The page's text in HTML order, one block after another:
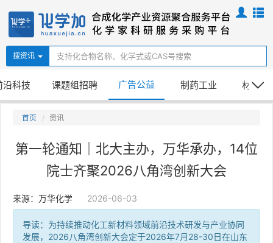
搜资讯
沿科技 课题组招聘 广告公益 制药工业 材料化
首页 资讯
第一轮通知｜北大主办，万华承办，14位
院士齐聚2026八角湾创新大会
来源：万华化学 2026-06-03
导读：为持续推动化工新材料领域前沿技术研发与产业协同
发展，2026八角湾创新大会定于2026年7月28-30日在山东